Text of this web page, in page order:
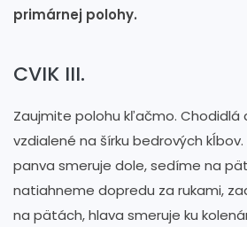
primárnej polohy.
CVIK III.
Zaujmite polohu kľačmo. Chodidlá
vzdialené na šírku bedrových
panva smeruje dole, sedíme na
natiahneme dopredu za rukami,
na pätách, hlava smeruje ku